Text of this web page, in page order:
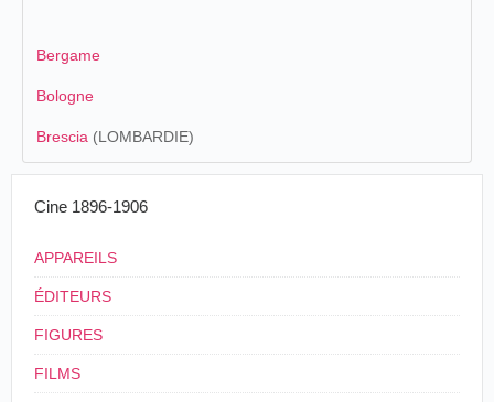
Bergame
Bologne
Brescia (LOMBARDIE)
Cine 1896-1906
APPAREILS
ÉDITEURS
FIGURES
FILMS